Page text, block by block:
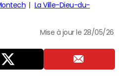
La Ville-Dieu-du-
Mise à jour le 28/05/26